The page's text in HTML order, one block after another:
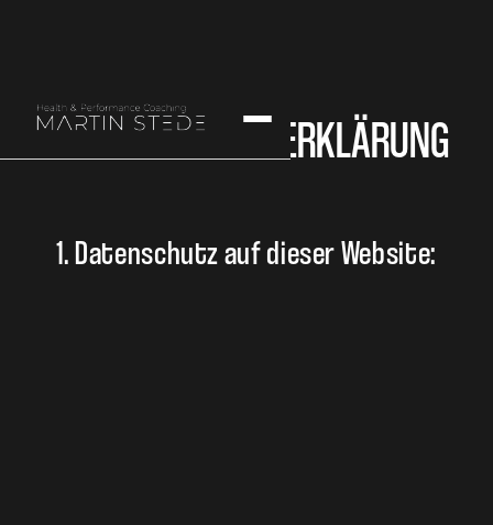
DATENSCHUTZERKLÄRUNG
1. Datenschutz auf dieser Website: